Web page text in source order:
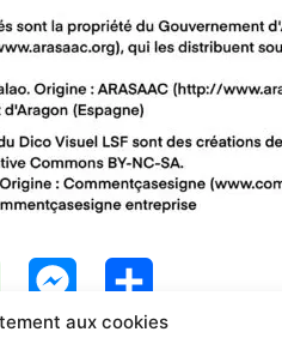
aux cookies
M
e
P
a